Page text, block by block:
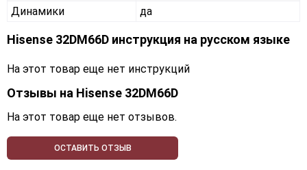
Динамики да
Hisense 32DM66D инструкция на русском языке
На этот товар еще нет инструкций
Отзывы на Hisense 32DM66D
На этот товар еще нет отзывов.
ОСТАВИТЬ ОТЗЫВ